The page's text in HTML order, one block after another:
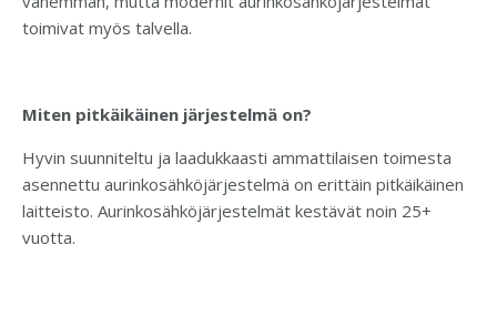
toimivat myös talvella.
Miten pitkäikäinen järjestelmä on?
Hyvin suunniteltu ja laadukkaasti ammattilaisen toimesta
asennettu aurinkosähköjärjestelmä on erittäin pitkäikäinen
laitteisto. Aurinkosähköjärjestelmät kestävät noin 25+
vuotta.